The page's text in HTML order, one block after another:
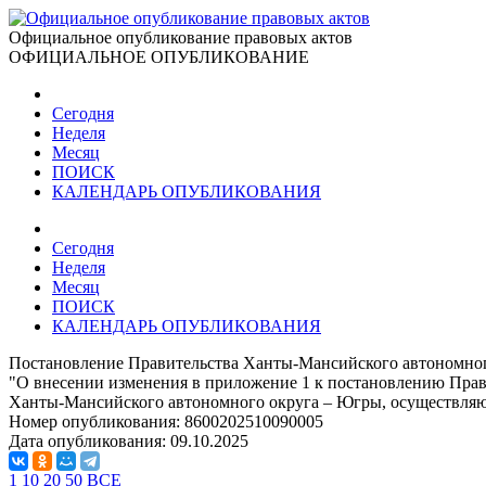
Официальное опубликование правовых актов
ОФИЦИАЛЬНОЕ ОПУБЛИКОВАНИЕ
Сегодня
Неделя
Месяц
ПОИСК
КАЛЕНДАРЬ ОПУБЛИКОВАНИЯ
Сегодня
Неделя
Месяц
ПОИСК
КАЛЕНДАРЬ ОПУБЛИКОВАНИЯ
Постановление Правительства Ханты-Мансийского
"О внесении изменения в приложение 1 к постановлению
Ханты-Мансийского автономного округа – Югры,
Номер опубликования: 8600202510090005
Дата опубликования: 09.10.2025
1 10 20 50 ВСЕ